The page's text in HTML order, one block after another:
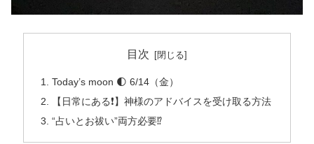
目次
Today’s moon 🌓 6/14（金）
【日常にある❗️】神様のアドバイスを受け取る方法
“占いとお祓い”両方必要⁉️